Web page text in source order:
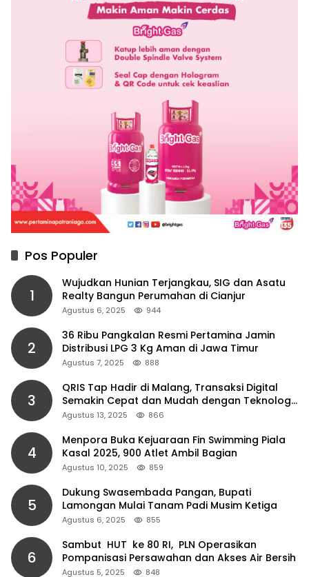
Pos Populer
1
Wujudkan Hunian Terjangkau, SIG dan Asatu
Realty Bangun Perumahan di Cianjur
Agustus 6, 2025 944
2
36 Ribu Pangkalan Resmi Pertamina Jamin
Distribusi LPG 3 Kg Aman di Jawa Timur
Agustus 7, 2025 888
3
QRIS Tap Hadir di Malang, Transaksi Digital
Semakin Cepat dan Mudah dengan Teknologi
NFC
Agustus 13, 2025 866
4
Menpora Buka Kejuaraan Fin Swimming Piala
Kasal 2025, 900 Atlet Ambil Bagian
Agustus 10, 2025 859
5
Dukung Swasembada Pangan, Bupati
Lamongan Mulai Tanam Padi Musim Ketiga
Agustus 6, 2025 855
6
Sambut HUT ke 80 RI, PLN Operasikan
Pompanisasi Persawahan dan Akses Air Bersih
Agustus 5, 2025 848